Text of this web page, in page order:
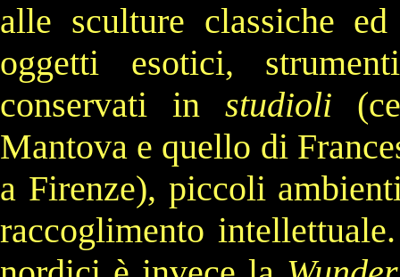
alle sculture classiche
oggetti esotici,
conservati instudioli
Mantova e quello di
a Firenze), piccoli
raccoglimento